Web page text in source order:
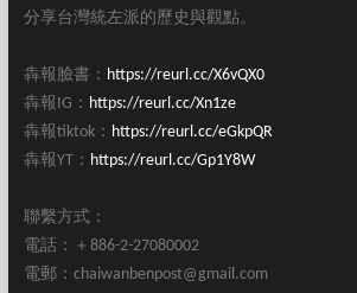
分享台灣統左派的歷史與觀點。
犇報臉書： https://reurl.cc/X6vQX0
犇報IG： https://reurl.cc/Xn1ze
犇報tiktok： https://reurl.cc/eGkpQR
犇報YT： https://reurl.cc/Gp1Y8W
聯繫方式：
電話：＋886-2-27080002
電郵：chaiwanbenpost@gmail.com